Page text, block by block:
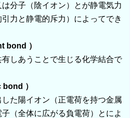
分子（陰イオン）とが静電気力
引力と静電的斥力）によってでき
bond ）
しあうことで生じる化学結合で
bond ）
た陽イオン（正電荷を持つ金属
（全体に広がる負電荷）とによ